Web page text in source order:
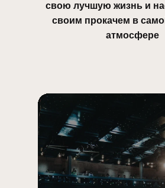
свою лучшую жизнь и
своим прокачем в
атмосфере